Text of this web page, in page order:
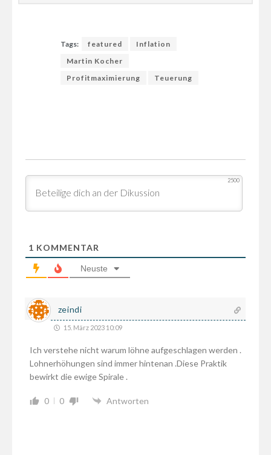
Tags: featured
Inflation
Martin Kocher
Profitmaximierung
Teuerung
2500
1 KOMMENTAR
Neuste
zeindi
15. März 2023 10:09
Ich verstehe nicht warum löhne aufgeschlagen werden .
Lohnerhöhungen sind immer hintenan .Diese Praktik
bewirkt die ewige Spirale .
0 0 Antworten